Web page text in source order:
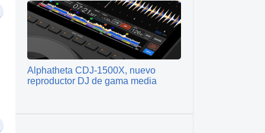
Alphatheta CDJ-1500X, nuevo
reproductor DJ de gama media